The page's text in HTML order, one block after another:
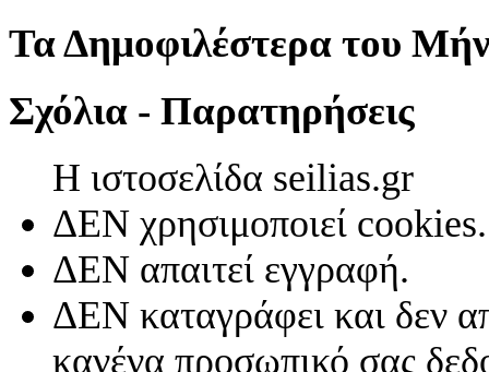
Τα Δημοφιλέστερα του
Σχόλια - Παρατηρήσεις
Η ιστοσελίδα seilias.gr
ΔΕΝ χρησιμοποιεί cookies.
ΔΕΝ απαιτεί εγγραφή.
ΔΕΝ καταγράφει και δεν
κανένα προσωπικό σας